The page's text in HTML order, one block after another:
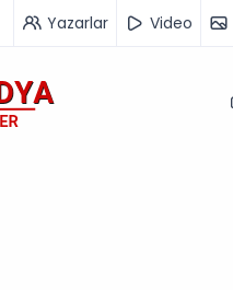
Yazarlar Video